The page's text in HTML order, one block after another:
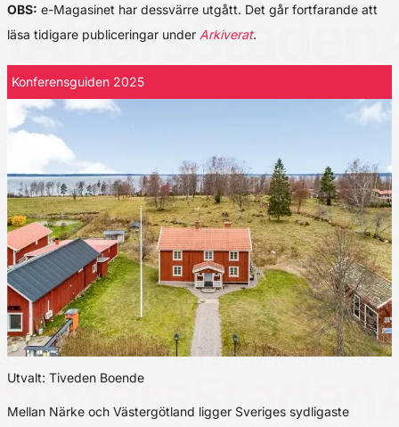
OBS: e-Magasinet har dessvärre utgått. Det går fortfarande att
läsa tidigare publiceringar under Arkiverat.
Konferensguiden 2025
Utvalt: Tiveden Boende
Mellan Närke och Västergötland ligger Sveriges sydligaste